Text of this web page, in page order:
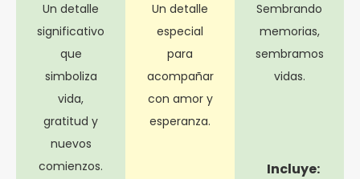
Un detalle
significativo
que
simboliza
vida,
gratitud y
nuevos
comienzos.
Un detalle
especial
para
acompañar
con amor y
esperanza.
Sembrando
memorias,
sembramos
vidas.
Incluye: